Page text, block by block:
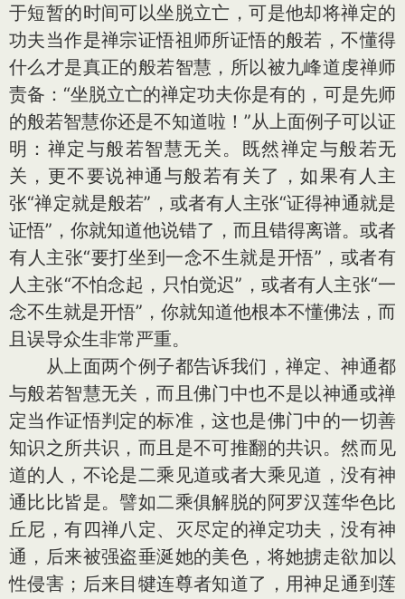
于短暂的时间可以坐脱立亡，可是他却将禅定的
功夫当作是禅宗证悟祖师所证悟的般若，不懂得
什么才是真正的般若智慧，所以被九峰道虔禅师
责备：“坐脱立亡的禅定功夫你是有的，可是先师
的般若智慧你还是不知道啦！”从上面例子可以证
明：禅定与般若智慧无关。既然禅定与般若无
关，更不要说神通与般若有关了，如果有人主
张“禅定就是般若”，或者有人主张“证得神通就是
证悟”，你就知道他说错了，而且错得离谱。或者
有人主张“要打坐到一念不生就是开悟”，或者有
人主张“不怕念起，只怕觉迟”，或者有人主张“一
念不生就是开悟”，你就知道他根本不懂佛法，而
且误导众生非常严重。
从上面两个例子都告诉我们，禅定、神通都
与般若智慧无关，而且佛门中也不是以神通或禅
定当作证悟判定的标准，这也是佛门中的一切善
知识之所共识，而且是不可推翻的共识。然而见
道的人，不论是二乘见道或者大乘见道，没有神
通比比皆是。譬如二乘俱解脱的阿罗汉莲华色比
丘尼，有四禅八定、灭尽定的禅定功夫，没有神
通，后来被强盗垂涎她的美色，将她掳走欲加以
性侵害；后来目犍连尊者知道了，用神足通到莲